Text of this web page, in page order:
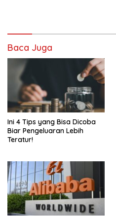
Baca Juga
Ini 4 Tips yang Bisa Dicoba
Biar Pengeluaran Lebih
Teratur!